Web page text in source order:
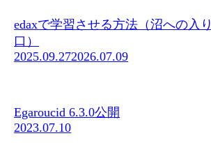
edaxで学習させる方法（沼への入り
口）
2025.09.272026.07.09
Egaroucid 6.3.0公開
2023.07.10